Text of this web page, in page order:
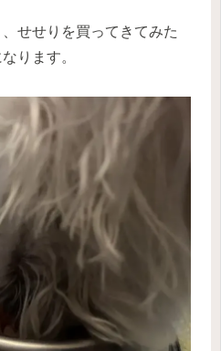
せせりを買ってきてみた
ります。